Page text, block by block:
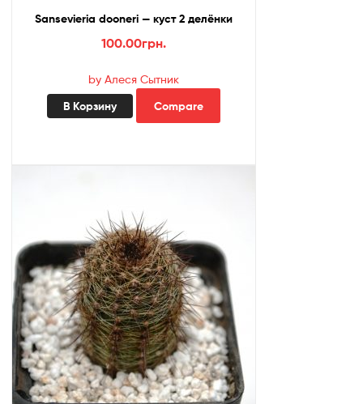
Sansevieria dooneri — куст 2 делёнки
100.00грн.
by Алеся Сытник
В Корзину Compare